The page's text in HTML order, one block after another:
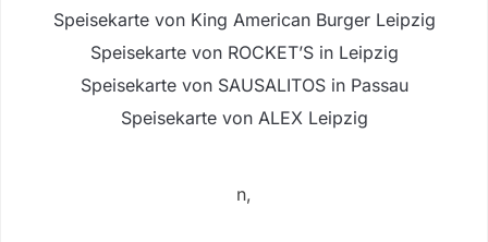
Speisekarte von King American Burger Leipzig
Speisekarte von ROCKET’S in Leipzig
Speisekarte von SAUSALITOS in Passau
Speisekarte von ALEX Leipzig
n,